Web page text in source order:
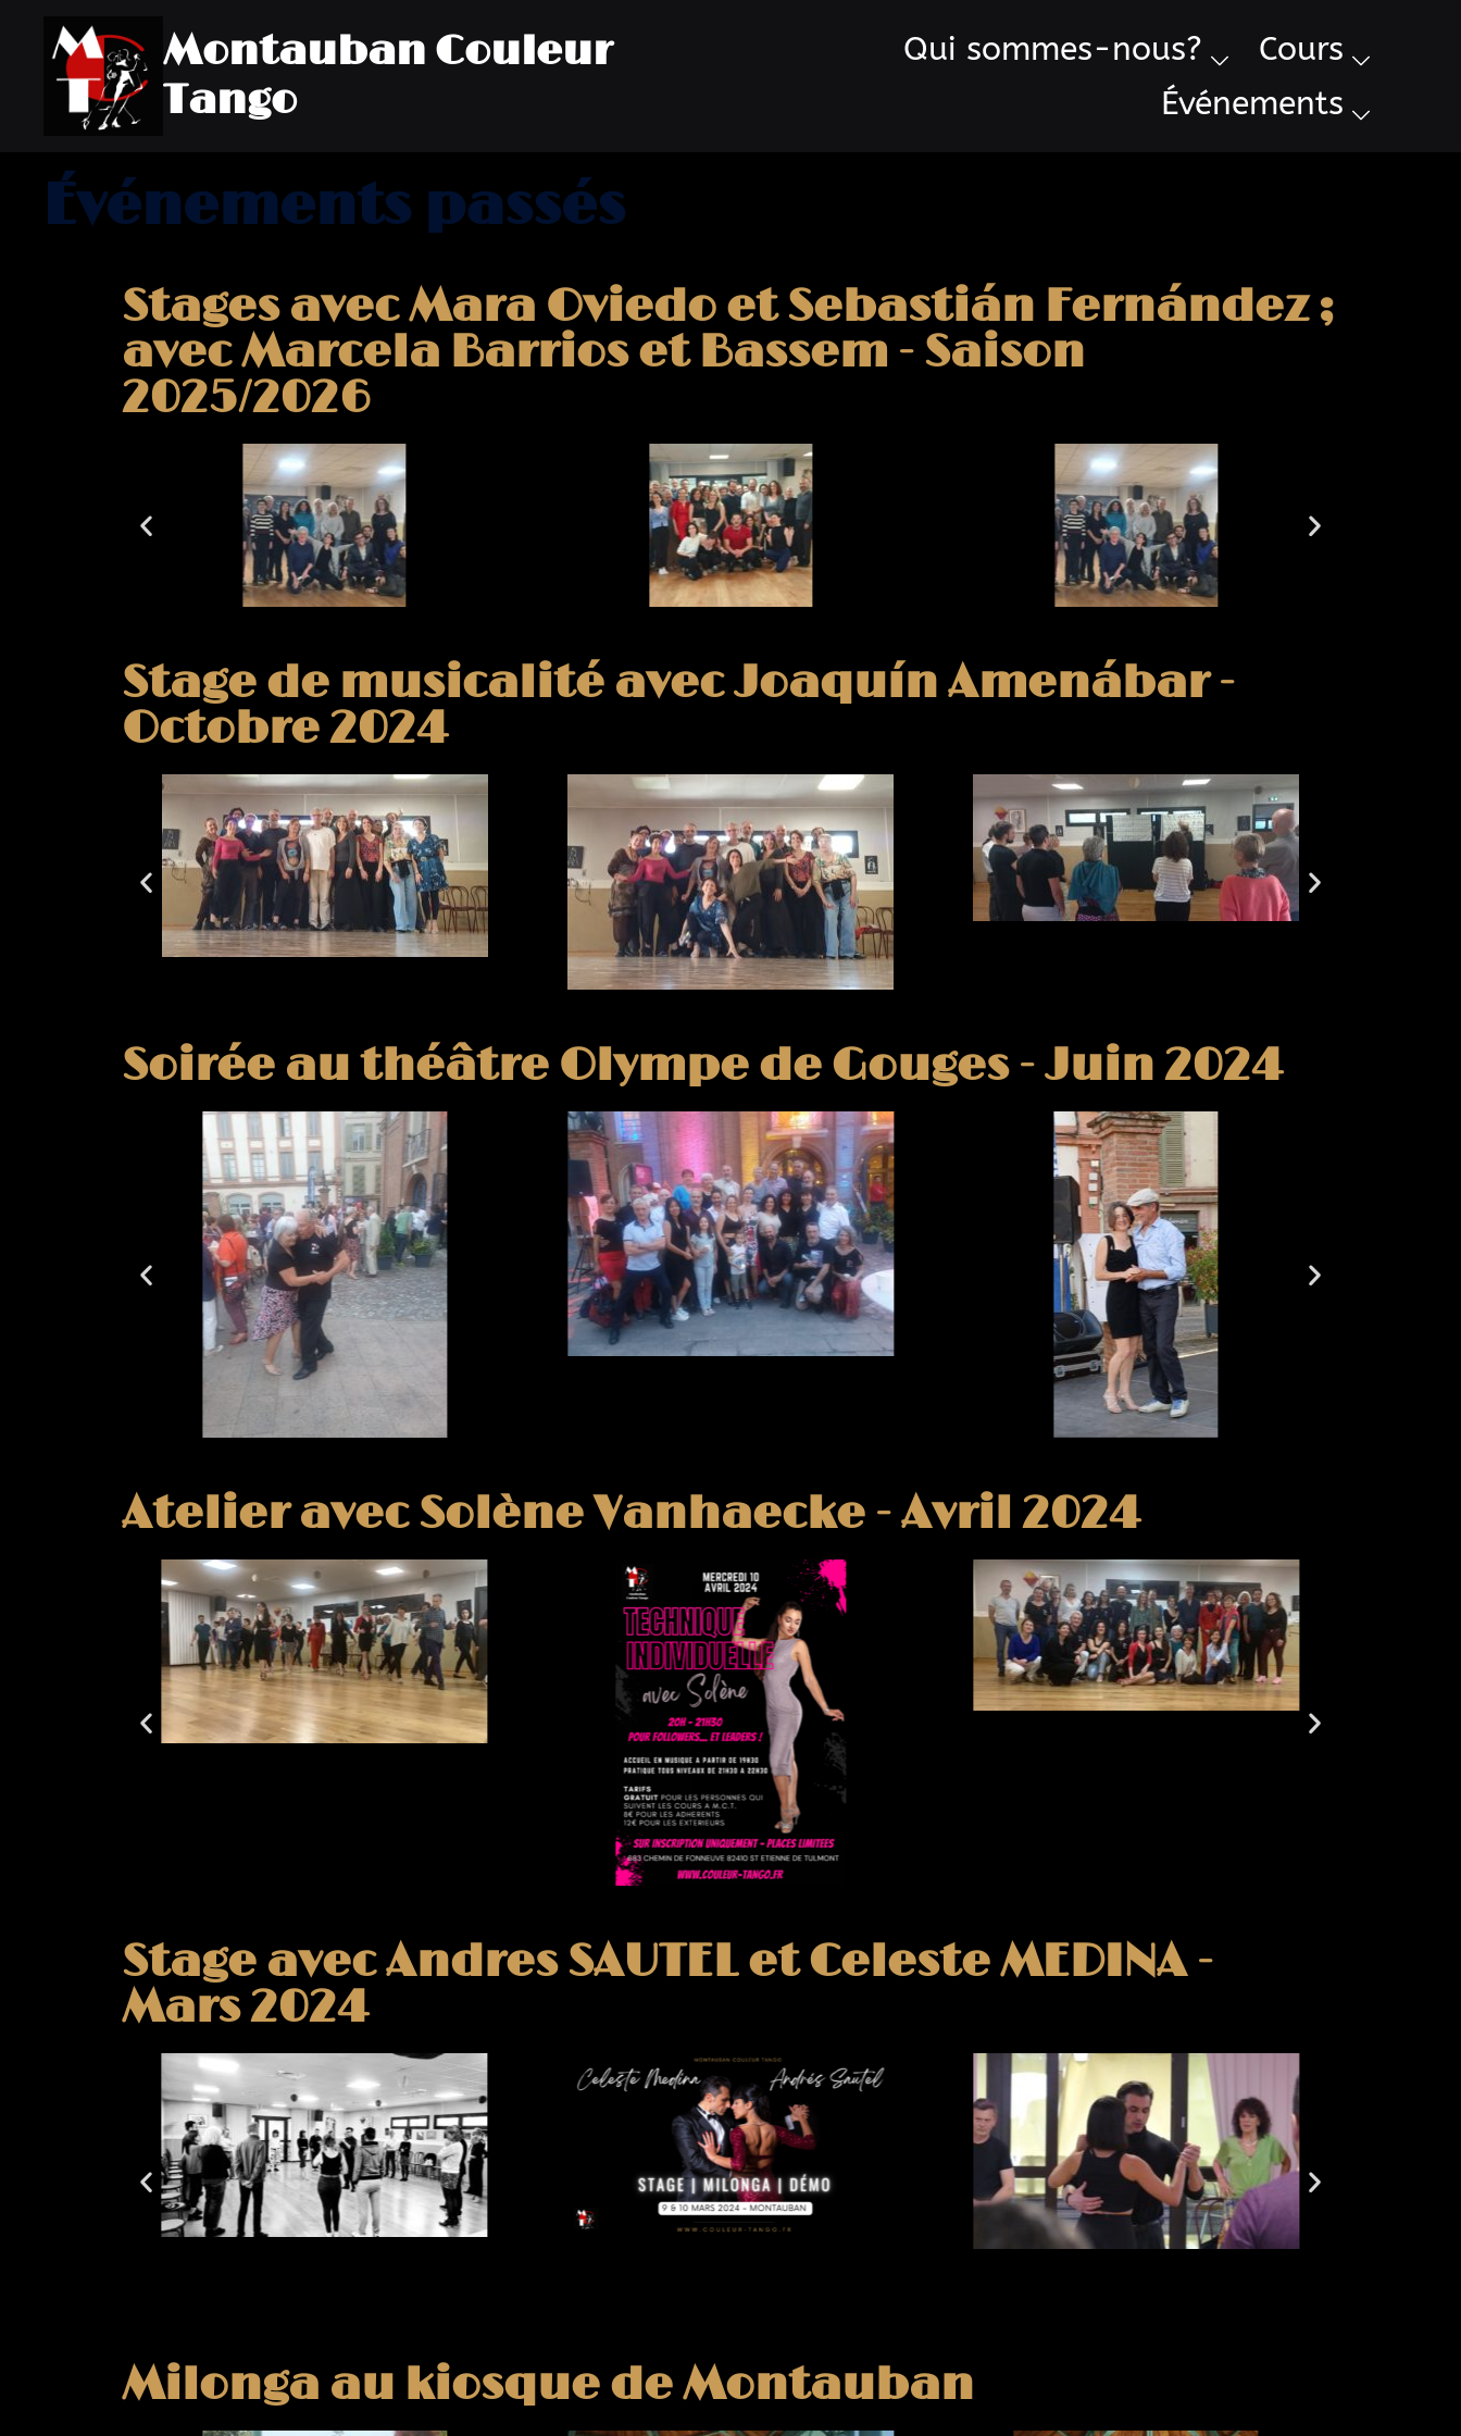
Montauban Couleur
Tango
Qui sommes-nous?
Cours
Événements
Événements passés
Stages avec Mara Oviedo et Sebastián Fernández ;
avec Marcela Barrios et Bassem - Saison
2025/2026
Stage de musicalité avec Joaquín Amenábar -
Octobre 2024
Soirée au théâtre Olympe de Gouges - Juin 2024
Atelier avec Solène Vanhaecke - Avril 2024
Stage avec Andres SAUTEL et Celeste MEDINA -
Mars 2024
Milonga au kiosque de Montauban